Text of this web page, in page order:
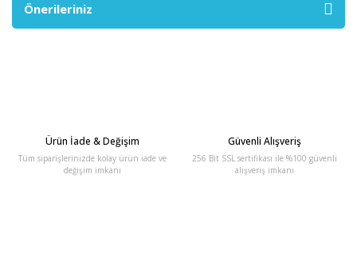
Önerileriniz
Ürün İade & Değişim
Tüm siparişlerinizde kolay ürün iade ve
değişim imkanı
Güvenli Alışveriş
256 Bit SSL sertifikası ile %100 güvenli
alışveriş imkanı